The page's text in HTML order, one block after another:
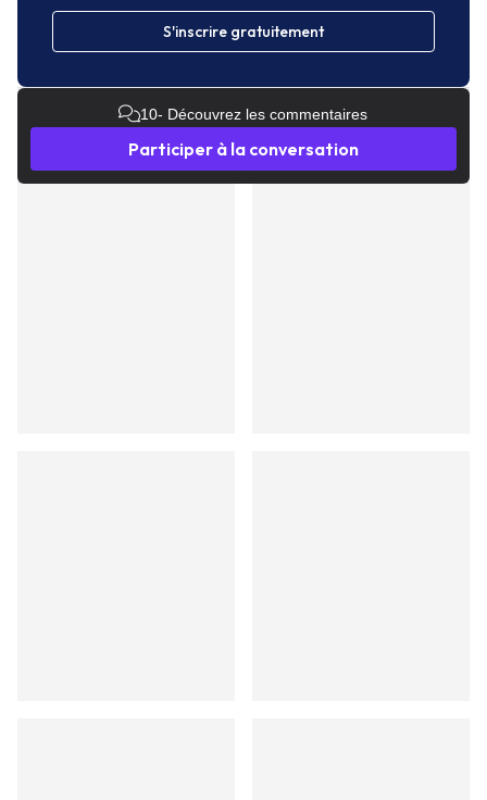
S'inscrire gratuitement
10- Découvrez les commentaires
Participer à la conversation